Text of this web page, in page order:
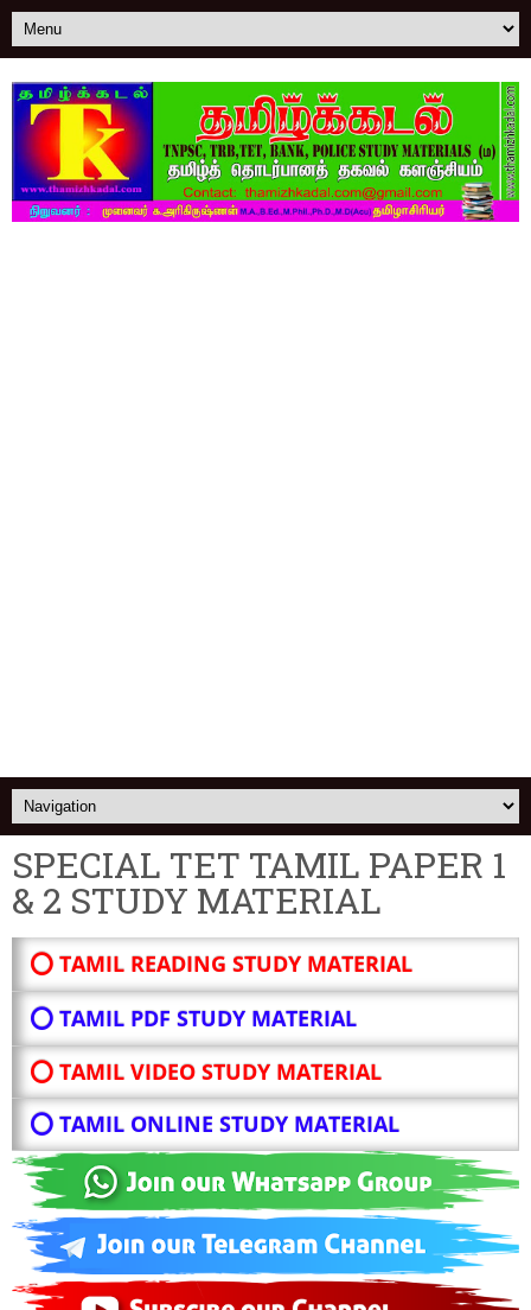
SPECIAL TET TAMIL PAPER 1
& 2 STUDY MATERIAL
⭕ TAMIL READING STUDY MATERIAL
⭕ TAMIL PDF STUDY MATERIAL
⭕ TAMIL VIDEO STUDY MATERIAL
⭕ TAMIL ONLINE STUDY MATERIAL